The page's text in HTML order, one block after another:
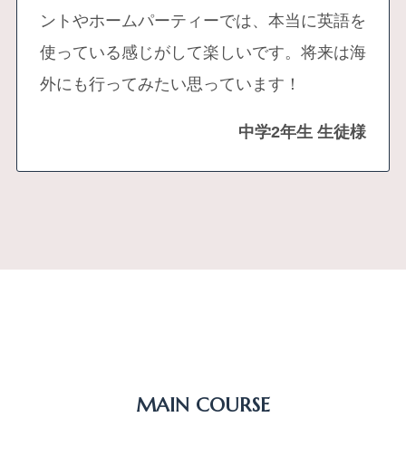
ントやホームパーティーでは、本当に英語を
使っている感じがして楽しいです。将来は海
外にも行ってみたい思っています！
中学2年生 生徒様
MAIN COURSE